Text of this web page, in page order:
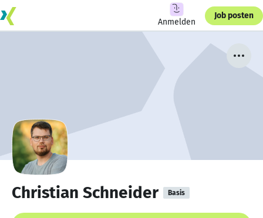
Anmelden
Job posten
Christian Schneider Basis